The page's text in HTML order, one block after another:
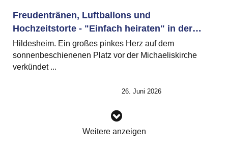
Freudentränen, Luftballons und
Hochzeitstorte - "Einfach heiraten" in der
Michaeliskirche
Hildesheim. Ein großes pinkes Herz auf dem
sonnenbeschienenen Platz vor der Michaeliskirche
verkündet ...
26. Juni 2026
Weitere anzeigen